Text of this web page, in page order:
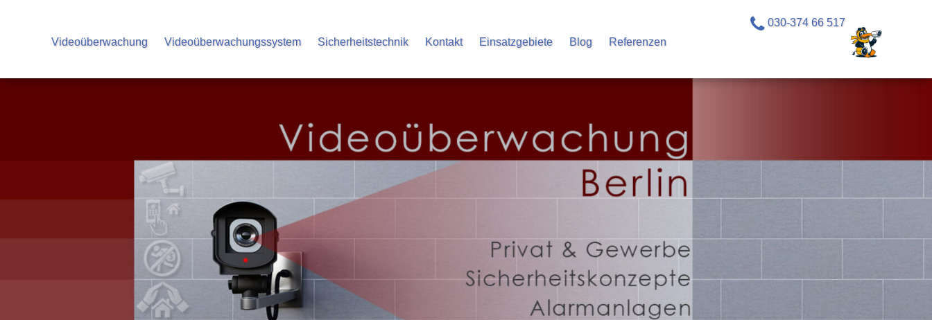
030-374 66 517
Videoüberwachung
Videoüberwachungssystem Sicherheitstechnik Kontakt Einsatzgebiete Blog Referenzen